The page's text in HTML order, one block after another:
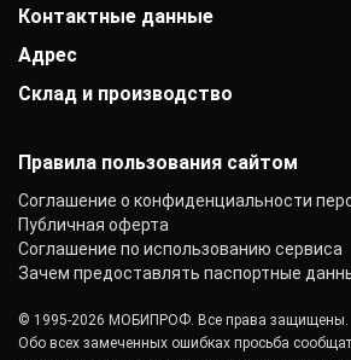
Заказчики
Вакансии
Контакты
Гарантии
Акции
Статьи
АО «Райффайзенбанк»
Р/с: 40702810000000001118
К/с: 30101810200000000700
ОКПО: 40276717
Контактные данные
+7 (800) 333-41-10
График работы:
Адрес
РК. г. Алматы, ул. Латифа Хамиди, д. 125
Склад и производство
Правила пользования сайтом
Соглашение о конфиденциальности
Публичная оферта
Соглашение по использованию сервиса
Зачем предоставлять паспортные
© 1995-2026 МОБИПРОФ. Все права защищены.
Обо всех замеченных ошибках просьба